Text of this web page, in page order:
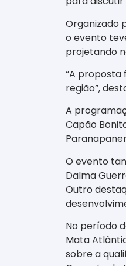
Organizado
o evento
projetando
“A proposta
região”,
A
Capão
O evento
Dalma
Outro
No período
Mata
sobre a